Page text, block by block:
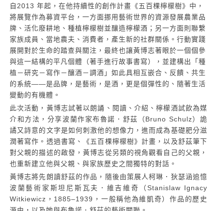
自2013 年起，在他持續性的創作計畫《五百棵檸檬樹》中，
將展覽作為募資平台，一方面挪用藝術世界的資源發展農業品
牌、活化廢耕地、種植檸檬樹並釀造檸檬酒；另一方面則聯繫
家族成員、當地農夫、消費者，產生新的社群關係。行動實踐
展開對於生命的踏查與關注，最終也讓黃博志著眼於一個個參
與這一結構的平凡個體（著手進行故事書寫），並建構出「種
植－研究－寫作－釀酒－調酒」如此具相互嵌合、反饋、共生
的系統——是品牌，是藝術，是酒，更是個彈性的、隨著生活
變動的有機體。
此次活動，黃博志試著以朗誦、閱讀、介紹、檸檬酒試飲為媒
介和方法，分享波蘭作家布魯諾．舒茲（Bruno Schulz）詭
譎又詩意的文字是如何刺激他的想像力，進而成為基礎肥分滋
潤著寫作。透過書寫、《五百棵檸檬樹》計畫，以及舒茲筆下
對父親的描述的啟發，黃博志從另類的視角觀看自己的父親，
也重新建立他與父親、與家族歷史之間獨特的對話。
黃博志將先朗讀舒茲的作品，隨後由策展人柯琳．狄瑟涵追憶
波蘭藝術家斯坦尼斯瓦夫．維吉維奇（Stanislaw Ignacy
Witkiewicz，1885–1939，一般稱他為維凱奇）作品的歷史